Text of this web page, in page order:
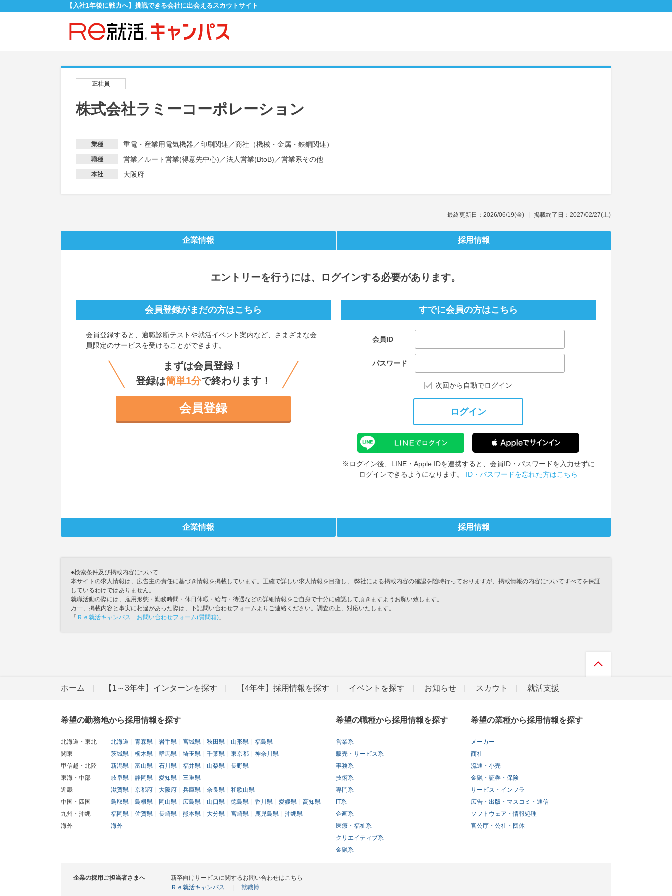
【入社1年後に戦力へ】挑戦できる会社に出会えるスカウトサイト
正社員
株式会社ラミーコーポレーション
業種 重電・産業用電気機器 ／印刷関連 ／商社（機械・金属・鉄鋼関連）
職種 営業／ ルート営業(得意先中心) ／法人営業(BtoB) ／営業系その他
本社 大阪府
最終更新日：2026/06/19(金) 掲載終了日：2027/02/27(土)
企業情報 採用情報
エントリーを行うには、ログインする必要があります。
すでに会員の方はこちら
会員ID
パスワード
次回から自動でログイン
ログイン
※ログイン後、LINE・Apple IDを連携すると、会員ID・パスワードを入力せずに
ログインできるようになります。 ID・パスワードを忘れた方はこちら
会員登録がまだの方はこちら
会員登録すると、 適職診断テストや就活イベント案内など、さまざまな会
員限定のサービスを受けることができます。
まずは会員登録！
登録は簡単1分で終わります！
会員登録
企業情報 採用情報
●検索条件及び掲載内容について
本サイトの求人情報は、広告主の責任に基づき情報を掲載しています。正確で詳しい求人情報を目指し、 弊社による掲載内容の確認を随時行っておりますが、掲載情報の内容についてすべてを保証
しているわけではありません。
就職活動の際には、雇用形態・勤務時間・休日休暇・給与・待遇などの詳細情報をご自身で十分に確認して頂きますようお願い致します。
万一、掲載内容と事実に相違があった際は、下記問い合わせフォームよりご連絡ください。調査の上、対応いたします。
「 Ｒｅ就活キャンパス お問い合わせフォーム(質問箱) 」
ホーム 【1～3年生】インターンを探す 【4年生】採用情報を探す イベントを探す お知らせ スカウト 就活支援
希望の勤務地から採用情報を探す
北海道・東北 北海道 青森県 岩手県 宮城県 秋田県 山形県
福島県
関東
茨城県 栃木県 群馬県 埼玉県 千葉県 東京都
神奈川県
甲信越・北陸
新潟県 富山県 石川県 福井県 山梨県
長野県
東海・中部
岐阜県 静岡県 愛知県
三重県
近畿
滋賀県 京都府 大阪府 兵庫県 奈良県
和歌山県
中国・四国
鳥取県 島根県 岡山県 広島県 山口県 徳島県 香川県 愛媛県
高知県
九州・沖縄
福岡県 佐賀県 長崎県 熊本県 大分県 宮崎県 鹿児島県
沖縄県
海外
海外
希望の職種から採用情報を探す
営業系
販売・サービス系
事務系
技術系
専門系
IT系
企画系
医療・福祉系
クリエイティブ系
金融系
希望の業種から採用情報を探す
メーカー
商社
流通・小売
金融・証券・保険
サービス・インフラ
広告・出版・マスコミ・通信
ソフトウェア・情報処理
官公庁・公社・団体
企業の採用ご担当者さまへ
新卒向けサービスに関するお問い合わせはこちら
Ｒｅ就活キャンパス
就職博